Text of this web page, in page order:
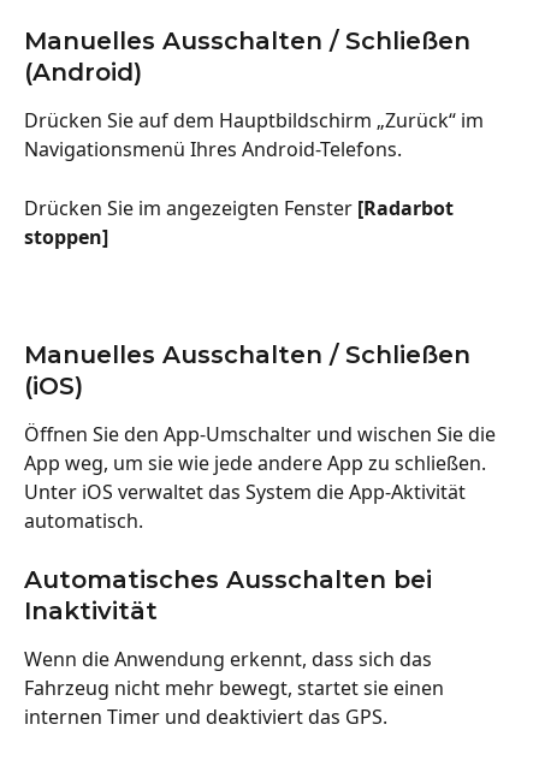
Manuelles Ausschalten / Schließen
(Android)
Drücken Sie auf dem Hauptbildschirm „Zurück“ im
Navigationsmenü Ihres Android-Telefons.
Drücken Sie im angezeigten Fenster [Radarbot
stoppen]
Manuelles Ausschalten / Schließen
(iOS)
Öffnen Sie den App-Umschalter und wischen Sie die
App weg, um sie wie jede andere App zu schließen.
Unter iOS verwaltet das System die App-Aktivität
automatisch.
Automatisches Ausschalten bei
Inaktivität
Wenn die Anwendung erkennt, dass sich das
Fahrzeug nicht mehr bewegt, startet sie einen
internen Timer und deaktiviert das GPS.